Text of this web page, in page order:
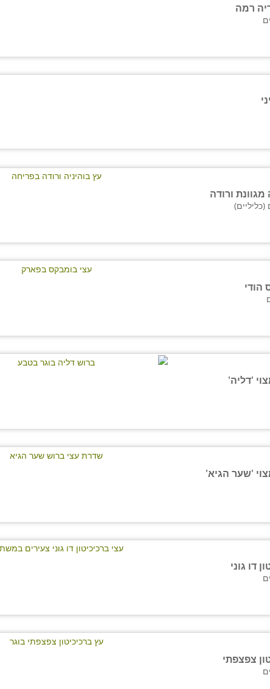
רמה
מגוונת ורודה
(כליליים)
הודי
'דליה'
'שער הגיא'
דו גוני
צפצפתי